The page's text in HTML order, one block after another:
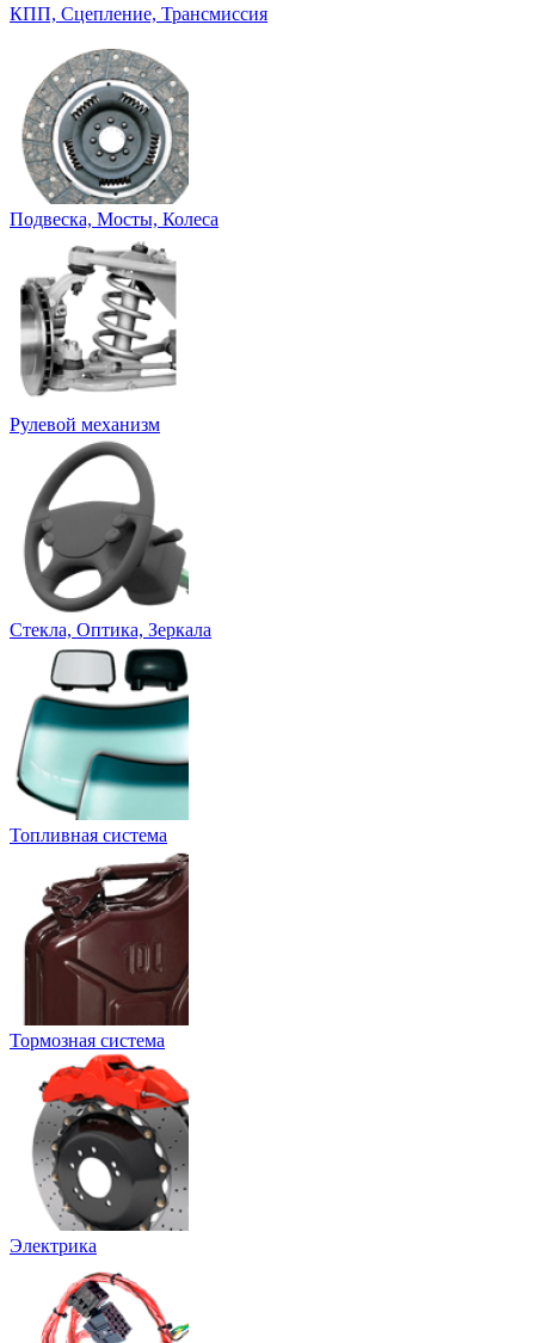
КПП, Сцепление, Трансмиссия
Подвеска, Мосты, Колеса
Рулевой механизм
Стекла, Оптика, Зеркала
Топливная система
Тормозная система
Электрика